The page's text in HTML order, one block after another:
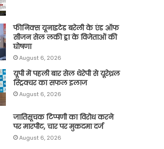
फीनिक्स यूनाइटेड बरेली के एंड ऑफ
सीजन सेल लकी ड्रा के विजेताओं की
घोषणा
August 6, 2026
यूपी में पहली बार सेल थेरेपी से यूरेथ्रल
स्ट्रिक्चर का सफल इलाज
August 6, 2026
जातिसूचक टिप्पणी का विरोध करने
पर मारपीट, चार पर मुकदमा दर्ज
August 6, 2026